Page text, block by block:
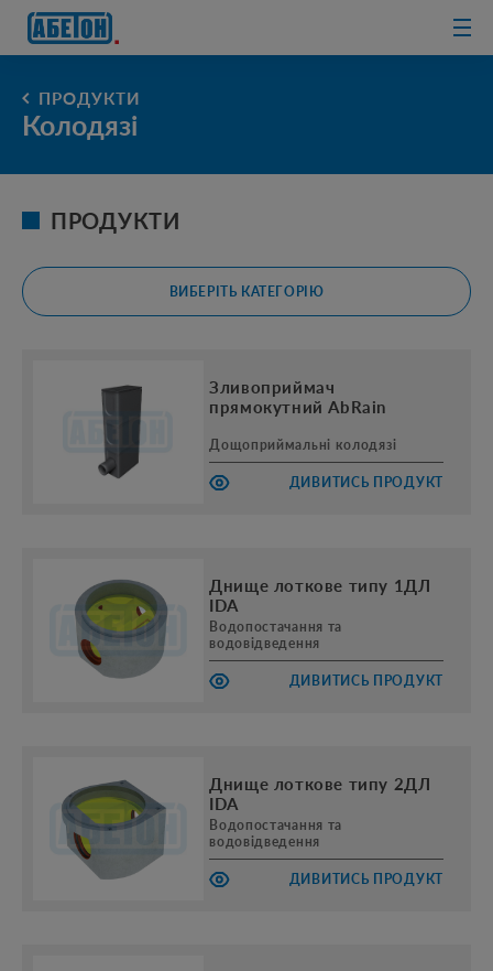
очисні споруди
ПРОДУКТИ
Колодязі
ПРОДУКТИ
ВИБЕРІТЬ КАТЕГОРІЮ
Зливоприймач
прямокутний AbRain
Дощоприймальні колодязі
ДИВИТИСЬ ПРОДУКТ
Днище лоткове типу 1ДЛ
IDA
Водопостачання та
водовідведення
ДИВИТИСЬ ПРОДУКТ
Днище лоткове типу 2ДЛ
IDA
Водопостачання та
водовідведення
ДИВИТИСЬ ПРОДУКТ